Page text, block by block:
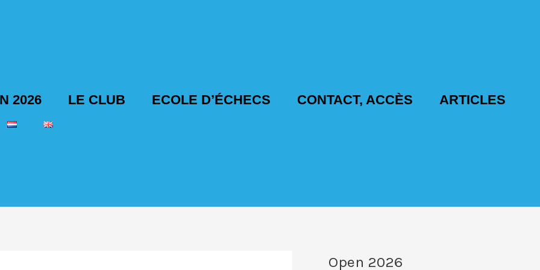
2026 LE CLUB ECOLE D’ÉCHECS CONTACT, ACCÈS ARTICLES
Open 2026